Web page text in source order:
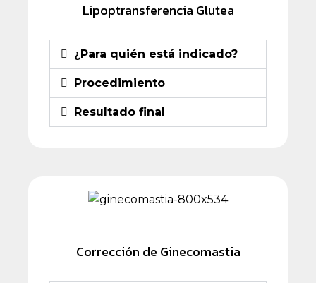
Lipoptransferencia Glutea
¿Para quién está indicado?
Procedimiento
Resultado final
Corrección de Ginecomastia